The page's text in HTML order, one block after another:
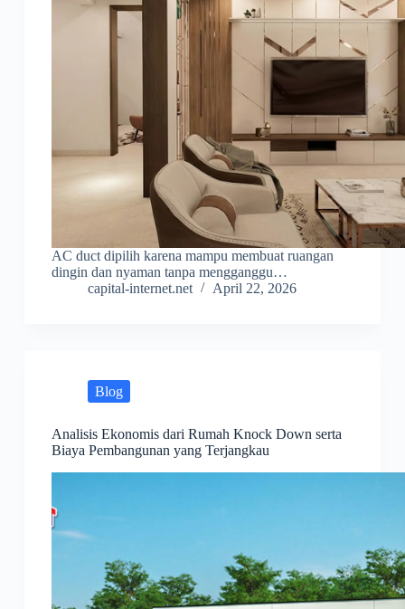
AC duct dipilih karena mampu membuat ruangan
dingin dan nyaman tanpa mengganggu…
capital-internet.net
April 22, 2026
Blog
Analisis Ekonomis dari Rumah Knock Down serta
Biaya Pembangunan yang Terjangkau